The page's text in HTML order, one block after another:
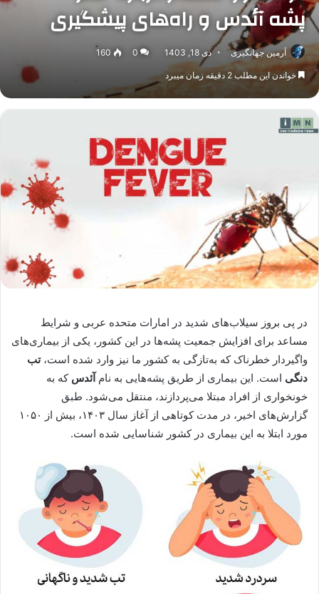
پشه آئدس و راه‌های پیشگیری
آرمین جهانگیری دی 18, 1403 0
160
خواندن این مطلب 2 دقیقه زمان میبرد
در پی بروز سیلاب‌های شدید در امارات متحده عربی و شرایط
مساعد برای افزایش جمعیت پشه‌ها در این کشور، یکی از بیماری‌های
واگیردار خطرناک که به‌تازگی به کشور ما نیز وارد شده است،تب
دنگی است. این بیماری از طریق پشه‌هایی به نامآئدس که به
خونخواری از افراد مبتلا می‌پردازند، منتقل می‌شود. طبق
گزارش‌های اخیر، در مدت کوتاهی از آغاز سال ۱۴۰۳، بیش از ۱۰۵۰
مورد ابتلا به این بیماری در کشور شناسایی شده است.